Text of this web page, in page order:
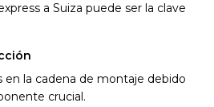
a Suiza puede ser la clave
en la cadena de montaje debido
crucial.